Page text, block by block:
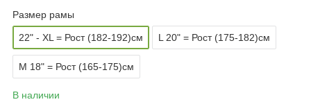
Размер рамы
22" - XL = Рост (182-192)см L 20" = Рост (175-182)см
M 18" = Рост (165-175)см
В наличии